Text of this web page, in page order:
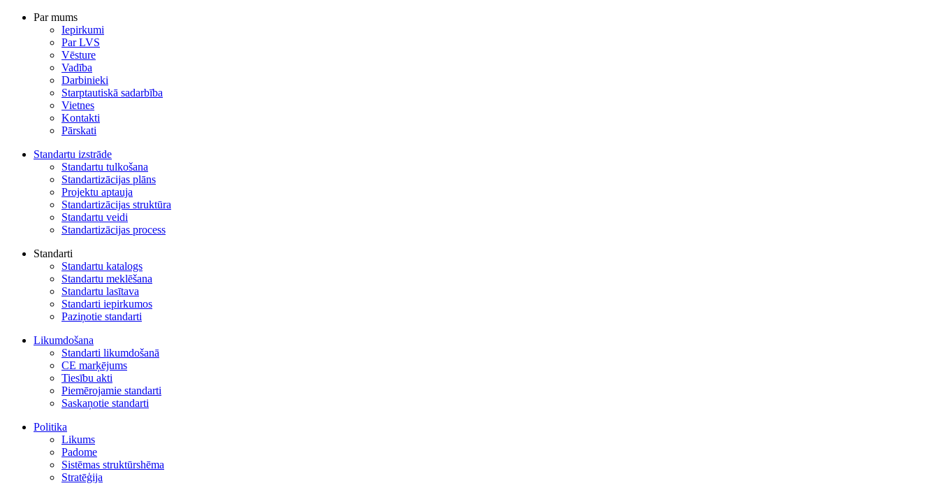
Par mums
Iepirkumi
Par LVS
Vēsture
Vadība
Darbinieki
Starptautiskā sadarbība
Vietnes
Kontakti
Pārskati
Standartu izstrāde
Standartu tulkošana
Standartizācijas plāns
Projektu aptauja
Standartizācijas struktūra
Standartu veidi
Standartizācijas process
Standarti
Standartu katalogs
Standartu meklēšana
Standartu lasītava
Standarti iepirkumos
Paziņotie standarti
Likumdošana
Standarti likumdošanā
CE marķējums
Tiesību akti
Piemērojamie standarti
Saskaņotie standarti
Politika
Likums
Padome
Sistēmas struktūrshēma
Stratēģija